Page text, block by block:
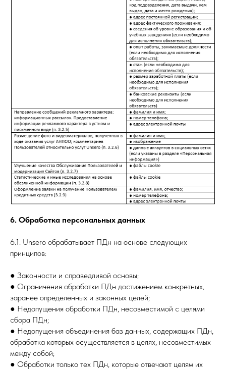
6. Обработка персональных данных
6.1. Unsero обрабатывает ПДн на основе следующих
принципов:
● Законности и справедливой основы;
● Ограничения обработки ПДн достижением конкретных,
заранее определенных и законных целей;
● Недопущения обработки ПДн, несовместимой с целями
сбора ПДн;
● Недопущения объединения баз данных, содержащих ПДн,
обработка которых осуществляется в целях, несовместимых
между собой;
● Обработки только тех ПДн, которые отвечают целям их